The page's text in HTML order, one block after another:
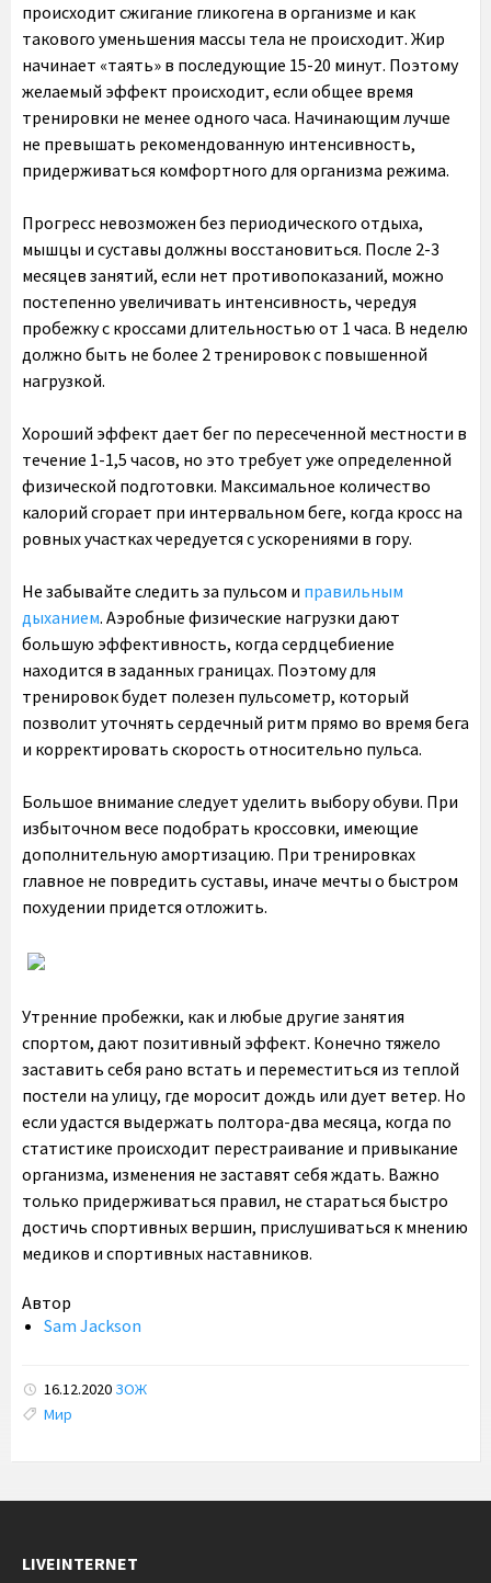
происходит сжигание гликогена в организме и как
такового уменьшения массы тела не происходит. Жир
начинает «таять» в последующие 15-20 минут. Поэтому
желаемый эффект происходит, если общее время
тренировки не менее одного часа. Начинающим лучше
не превышать рекомендованную интенсивность,
придерживаться комфортного для организма режима.
Прогресс невозможен без периодического отдыха,
мышцы и суставы должны восстановиться. После 2-3
месяцев занятий, если нет противопоказаний, можно
постепенно увеличивать интенсивность, чередуя
пробежку с кроссами длительностью от 1 часа. В неделю
должно быть не более 2 тренировок с повышенной
нагрузкой.
Хороший эффект дает бег по пересеченной местности в
течение 1-1,5 часов, но это требует уже определенной
физической подготовки. Максимальное количество
калорий сгорает при интервальном беге, когда кросс на
ровных участках чередуется с ускорениями в гору.
Не забывайте следить за пульсом и правильным
дыханием. Аэробные физические нагрузки дают
большую эффективность, когда сердцебиение
находится в заданных границах. Поэтому для
тренировок будет полезен пульсометр, который
позволит уточнять сердечный ритм прямо во время бега
и корректировать скорость относительно пульса.
Большое внимание следует уделить выбору обуви. При
избыточном весе подобрать кроссовки, имеющие
дополнительную амортизацию. При тренировках
главное не повредить суставы, иначе мечты о быстром
похудении придется отложить.
Утренние пробежки, как и любые другие занятия
спортом, дают позитивный эффект. Конечно тяжело
заставить себя рано встать и переместиться из теплой
постели на улицу, где моросит дождь или дует ветер. Но
если удастся выдержать полтора-два месяца, когда по
статистике происходит перестраивание и привыкание
организма, изменения не заставят себя ждать. Важно
только придерживаться правил, не стараться быстро
достичь спортивных вершин, прислушиваться к мнению
медиков и спортивных наставников.
Автор
Sam Jackson
16.12.2020 ЗОЖ
Tags:
Мир
LIVEINTERNET